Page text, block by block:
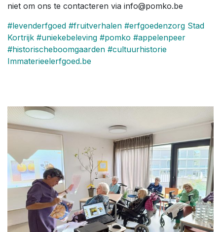
niet om ons te contacteren via info@pomko.be
#levenderfgoed #fruitverhalen #erfgoedenzorg Stad
Kortrijk #uniekebeleving #pomko #appelenpeer
#historischeboomgaarden #cultuurhistorie
Immaterieelerfgoed.be